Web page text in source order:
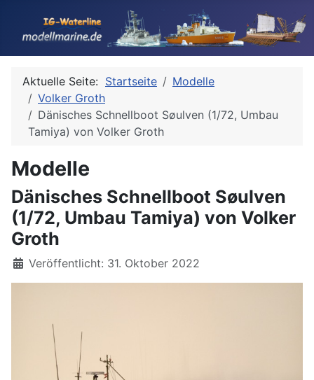
Aktuelle Seite: Startseite
Modelle
Volker Groth
Dänisches Schnellboot Søulven (1/72, Umbau
Tamiya) von Volker Groth
Modelle
Dänisches Schnellboot Søulven
(1/72, Umbau Tamiya) von Volker
Groth
Details
Veröffentlicht: 31. Oktober 2022